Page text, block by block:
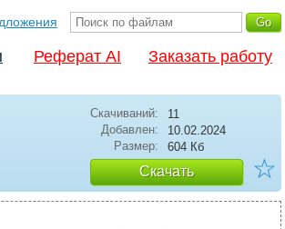
Реферат AI Заказать работу
Скачиваний:
11
Добавлен:
10.02.2024
Размер:
604 Кб
Скачать ☆